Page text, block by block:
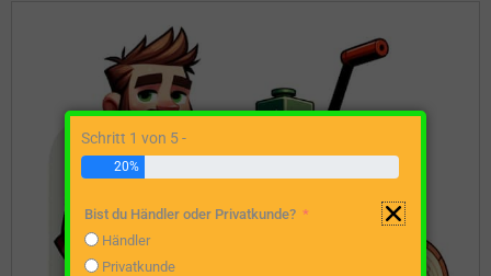
Schritt 1 von 5 -
20%
Bist du Händler oder Privatkunde?
Händler
Privatkunde